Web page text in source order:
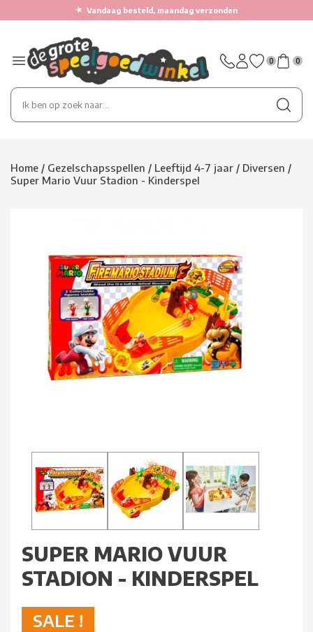
★ Vandaag besteld, maandag verzonden
0 0
Home / Gezelschapsspellen / Leeftijd 4-7 jaar / Diversen /
Super Mario Vuur Stadion - Kinderspel
SUPER MARIO VUUR
STADION - KINDERSPEL
SALE !